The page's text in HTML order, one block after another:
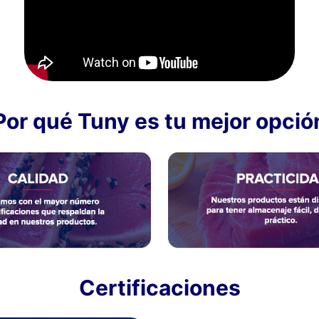
qué Tuny es tu mejor
Certificaciones